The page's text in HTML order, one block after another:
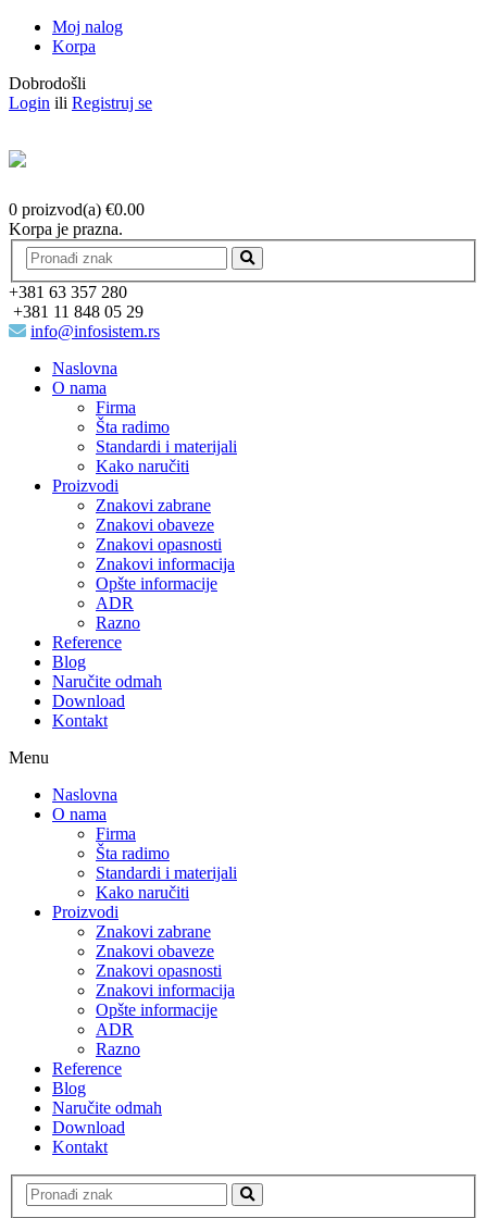
Moj nalog
Korpa
Dobrodošli
Login ili Registruj se
0 proizvod(a) €0.00
Korpa je prazna.
+381 63 357 280
+381 11 848 05 29
info@infosistem.rs
Naslovna
O nama
Firma
Šta radimo
Standardi i materijali
Kako naručiti
Proizvodi
Znakovi zabrane
Znakovi obaveze
Znakovi opasnosti
Znakovi informacija
Opšte informacije
ADR
Razno
Reference
Blog
Naručite odmah
Download
Kontakt
Menu
Naslovna
O nama
Firma
Šta radimo
Standardi i materijali
Kako naručiti
Proizvodi
Znakovi zabrane
Znakovi obaveze
Znakovi opasnosti
Znakovi informacija
Opšte informacije
ADR
Razno
Reference
Blog
Naručite odmah
Download
Kontakt